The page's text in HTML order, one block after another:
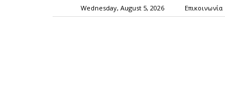
Wednesday, August 5, 2026 Επικοινωνία